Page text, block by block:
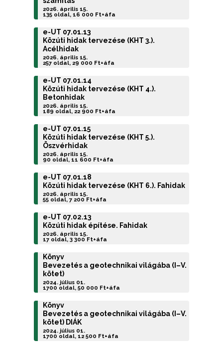
2026. április 15.
135 oldal, 16 000 Ft+áfa
e-UT 07.01.13
Közúti hidak tervezése (KHT 3.).
Acélhidak
2026. április 15.
257 oldal, 29 000 Ft+áfa
e-UT 07.01.14
Közúti hidak tervezése (KHT 4.).
Betonhidak
2026. április 15.
189 oldal, 22 900 Ft+áfa
e-UT 07.01.15
Közúti hidak tervezése (KHT 5.).
Öszvérhidak
2026. április 15.
90 oldal, 11 600 Ft+áfa
e-UT 07.01.18
Közúti hidak tervezése (KHT 6.). Fahidak
2026. április 15.
55 oldal, 7 200 Ft+áfa
e-UT 07.02.13
Közúti hidak építése. Fahidak
2026. április 15.
17 oldal, 3 300 Ft+áfa
Könyv
Bevezetés a geotechnikai világába (I–V.
kötet)
2024. július 01.
1700 oldal, 50 000 Ft+áfa
Könyv
Bevezetés a geotechnikai világába (I–V.
kötet) DIÁK
2024. július 01.
1700 oldal, 12 500 Ft+áfa